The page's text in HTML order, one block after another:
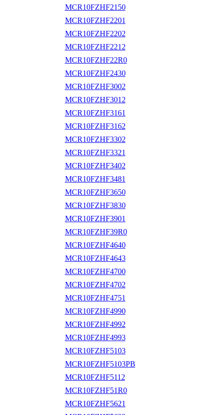
MCR10FZHF2150
MCR10FZHF2201
MCR10FZHF2202
MCR10FZHF2212
MCR10FZHF22R0
MCR10FZHF2430
MCR10FZHF3002
MCR10FZHF3012
MCR10FZHF3161
MCR10FZHF3162
MCR10FZHF3302
MCR10FZHF3321
MCR10FZHF3402
MCR10FZHF3481
MCR10FZHF3650
MCR10FZHF3830
MCR10FZHF3901
MCR10FZHF39R0
MCR10FZHF4640
MCR10FZHF4643
MCR10FZHF4700
MCR10FZHF4702
MCR10FZHF4751
MCR10FZHF4990
MCR10FZHF4992
MCR10FZHF4993
MCR10FZHF5103
MCR10FZHF5103PB
MCR10FZHF5112
MCR10FZHF51R0
MCR10FZHF5621